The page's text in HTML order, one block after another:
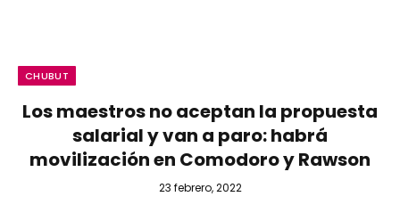
CHUBUT
Los maestros no aceptan la propuesta
salarial y van a paro: habrá
movilización en Comodoro y Rawson
23 febrero, 2022